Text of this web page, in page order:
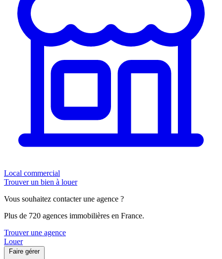
Local commercial
Trouver un bien à louer
Vous souhaitez contacter une agence ?
Plus de 720 agences immobilières en France.
Trouver une agence
Louer
Faire gérer